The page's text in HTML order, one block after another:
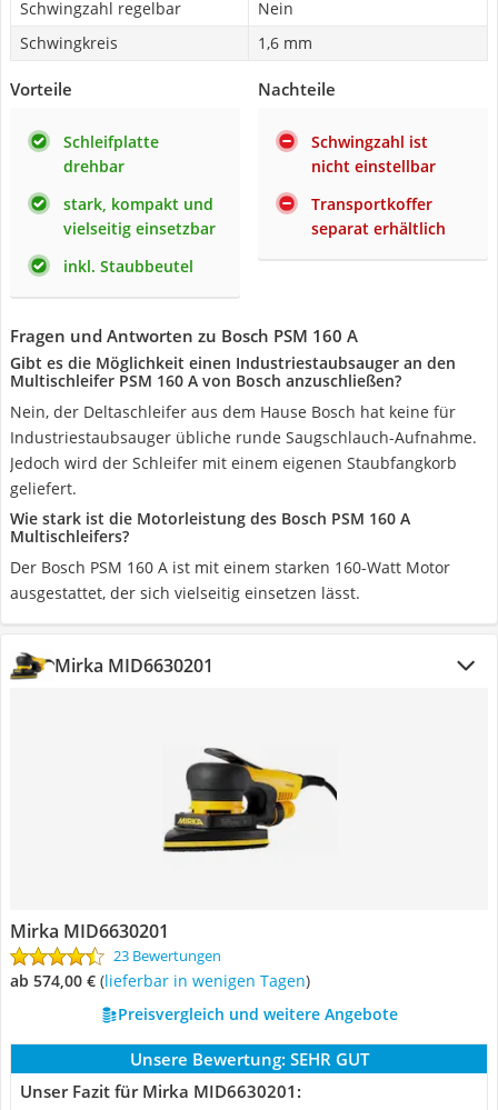
Schwingzahl regelbar
Nein
Schwingkreis
1,6 mm
Vorteile
Schleifplatte
drehbar
stark, kompakt und
vielseitig einsetzbar
inkl. Staubbeutel
Nachteile
Schwingzahl ist
nicht einstellbar
Transportkoffer
separat erhältlich
Fragen und Antworten zu Bosch PSM 160 A
Gibt es die Möglichkeit einen Industriestaubsauger an den
Multischleifer PSM 160 A von Bosch anzuschließen?
Nein, der Deltaschleifer aus dem Hause Bosch hat keine für
Industriestaubsauger übliche runde Saugschlauch-Aufnahme.
Jedoch wird der Schleifer mit einem eigenen Staubfangkorb
geliefert.
Wie stark ist die Motorleistung des Bosch PSM 160 A
Multischleifers?
Der Bosch PSM 160 A ist mit einem starken 160-Watt Motor
ausgestattet, der sich vielseitig einsetzen lässt.
Mirka MID6630201
Mirka MID6630201
23 Bewertungen
ab 574,00 € ( Lieferbar in wenigen Tagen)
Preisvergleich und weitere Angebote
Unsere Bewertung: SEHR GUT
Unser Fazit für Mirka MID6630201: